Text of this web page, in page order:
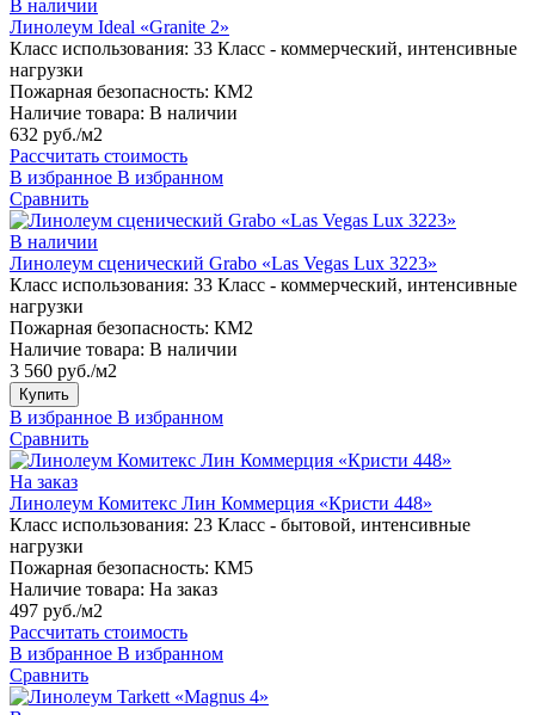
В наличии
Линолеум Ideal «Granite 2»
Класс использования: 33 Класс - коммерческий, интенсивные
нагрузки
Пожарная безопасность: КМ2
Наличие товара: В наличии
632 руб./м2
Рассчитать стоимость
В избранное В избранном
Сравнить
В наличии
Линолеум сценический Grabo «Las Vegas Lux 3223»
Класс использования: 33 Класс - коммерческий, интенсивные
нагрузки
Пожарная безопасность: КМ2
Наличие товара: В наличии
3 560 руб./м2
Купить
В избранное В избранном
Сравнить
На заказ
Линолеум Комитекс Лин Коммерция «Кристи 448»
Класс использования: 23 Класс - бытовой, интенсивные
нагрузки
Пожарная безопасность: КМ5
Наличие товара: На заказ
497 руб./м2
Рассчитать стоимость
В избранное В избранном
Сравнить